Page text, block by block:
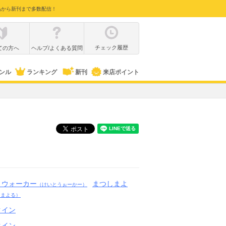
ら新刊まで多数配信！
の方へ ヘルプ/よくある質問 チェック履歴
ル ランキング 新刊 来店ポイント
ォーカー （けいとうぉーかー） まつしまよ
よる）
ン